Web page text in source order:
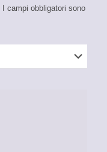
I campi obbligatori sono